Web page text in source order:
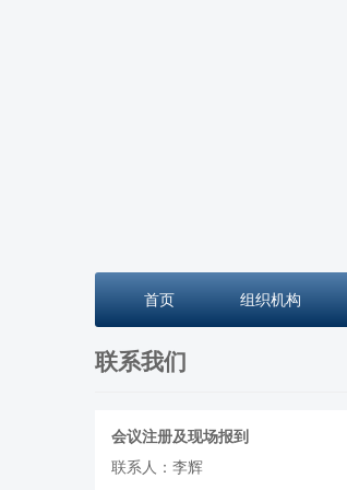
首页 组织机构
联系我们
会议注册及现场报到
联系人：李辉